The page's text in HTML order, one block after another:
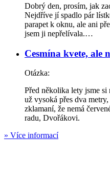
Dobrý den, prosím, jak
Nejdříve jí spadlo pár
parapet k oknu, ale ani
jsem ji nepřelívala.…
Cesmína kvete, ale
Otázka:
Před několika lety jsme si
už vysoká přes dva
zklamaní, že nemá
radu, Dvořákovi.
» Více informací